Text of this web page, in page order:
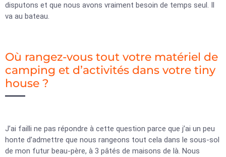
disputons et que nous avons vraiment besoin de temps seul. Il
va au bateau.
Où rangez-vous tout votre matériel de
camping et d’activités dans votre tiny
house ?
J’ai failli ne pas répondre à cette question parce que j’ai un peu
honte d’admettre que nous rangeons tout cela dans le sous-sol
de mon futur beau-père, à 3 pâtés de maisons de là. Nous